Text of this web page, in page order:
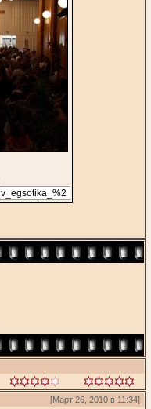
[Март 26, 2010 в 11:34]